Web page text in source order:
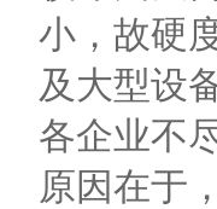
小，故硬
及大型设
各企业不
原因在于